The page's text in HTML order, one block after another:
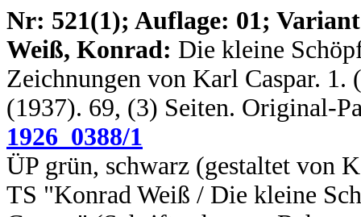
Nr: 521(1); Auflage: 01;
Weiß, Konrad: Die kleine
Zeichnungen von Karl Caspar.
(1937). 69, (3) Seiten. Original-
1926_0388/1
ÜP grün, schwarz (gestaltet von
TS "Konrad Weiß / Die kleine